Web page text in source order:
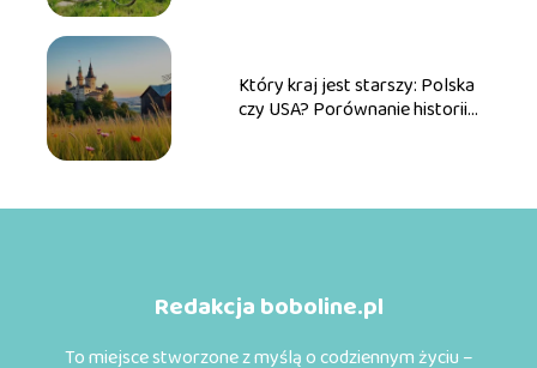
Który kraj jest starszy: Polska
czy USA? Porównanie historii
Redakcja boboline.pl
To miejsce stworzone z myślą o codziennym życiu –